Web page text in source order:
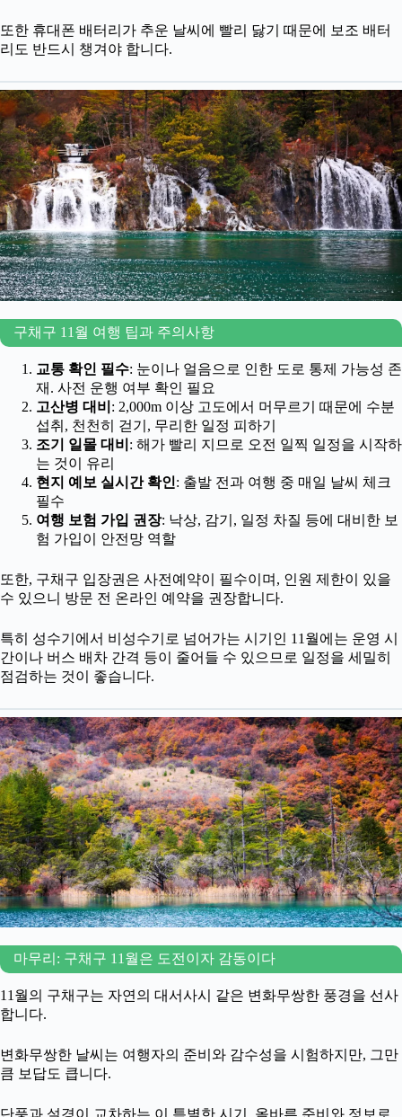
또한 휴대폰 배터리가 추운 날씨에 빨리 닳기 때문에 보조 배터
리도 반드시 챙겨야 합니다.
구채구 11월 여행 팁과 주의사항
교통 확인 필수: 눈이나 얼음으로 인한 도로 통제 가능성 존
재. 사전 운행 여부 확인 필요
고산병 대비 : 2,000m 이상 고도에서 머무르기 때문에 수분
섭취, 천천히 걷기, 무리한 일정 피하기
조기 일몰 대비 : 해가 빨리 지므로 오전 일찍 일정을 시작하
는 것이 유리
현지 예보 실시간 확인: 출발 전과 여행 중 매일 날씨 체크
필수
여행 보험 가입 권장: 낙상, 감기, 일정 차질 등에 대비한 보
험 가입이 안전망 역할
또한, 구채구 입장권은 사전예약이 필수이며, 인원 제한이 있을
수 있으니 방문 전 온라인 예약을 권장합니다.
특히 성수기에서 비성수기로 넘어가는 시기인 11월에는 운영 시
간이나 버스 배차 간격 등이 줄어들 수 있으므로 일정을 세밀히
점검하는 것이 좋습니다.
마무리: 구채구 11월은 도전이자 감동이다
11월의 구채구는 자연의 대서사시 같은 변화무쌍한 풍경을 선사
합니다.
변화무쌍한 날씨는 여행자의 준비와 감수성을 시험하지만, 그만
큼 보답도 큽니다.
단풍과 설경이 교차하는 이 특별한 시기, 올바른 준비와 정보로